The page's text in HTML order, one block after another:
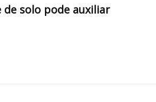
solo pode auxiliar